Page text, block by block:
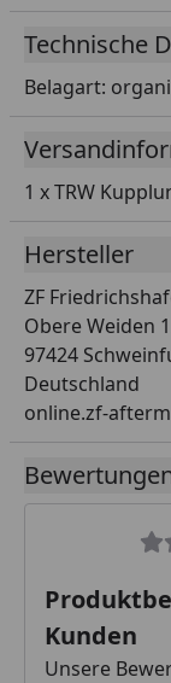
Technische
Belagart:
1 x TRW
Hersteller
ZF
Obere Weiden
97424
Deutschland
online.zf-
Kunden
Unsere